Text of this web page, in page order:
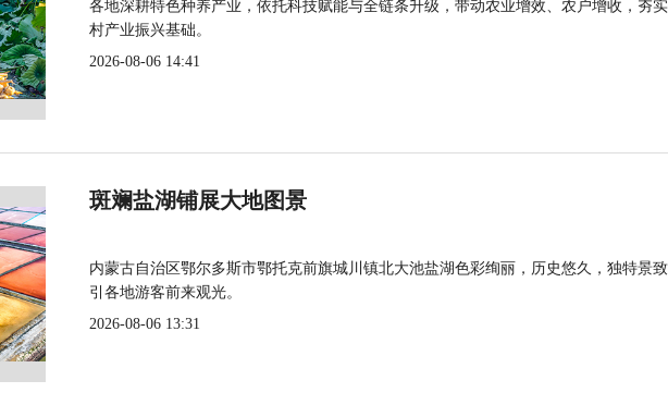
各地深耕特色种养产业，依托科技赋能与全链条升级，带动农业增效、农户增收，夯
村产业振兴基础。
2026-08-06 14:41
斑斓盐湖铺展大地图景
内蒙古自治区鄂尔多斯市鄂托克前旗城川镇北大池盐湖色彩绚丽，历史悠久，独特景
引各地游客前来观光。
2026-08-06 13:31